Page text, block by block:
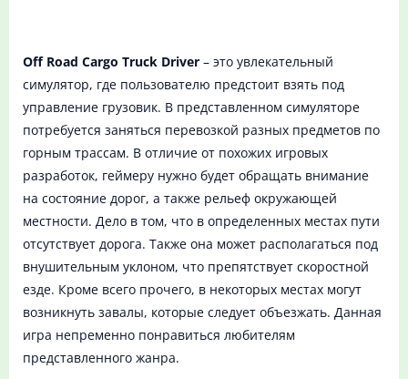
Off Road Cargo Truck Driver – это увлекательный
симулятор, где пользователю предстоит взять под
управление грузовик. В представленном симуляторе
потребуется заняться перевозкой разных предметов по
горным трассам. В отличие от похожих игровых
разработок, геймеру нужно будет обращать внимание
на состояние дорог, а также рельеф окружающей
местности. Дело в том, что в определенных местах пути
отсутствует дорога. Также она может располагаться под
внушительным уклоном, что препятствует скоростной
езде. Кроме всего прочего, в некоторых местах могут
возникнуть завалы, которые следует объезжать. Данная
игра непременно понравиться любителям
представленного жанра.